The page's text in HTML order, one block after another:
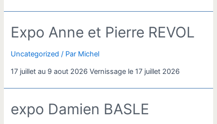
Expo Anne et Pierre REVOL
Uncategorized / Par Michel
17 juillet au 9 aout 2026 Vernissage le 17 juillet 2026
expo Damien BASLE